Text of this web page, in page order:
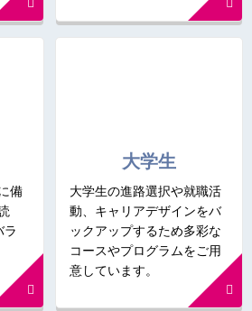
備
ラ
大学生
大学生の進路選択や就職活
動、キャリアデザインをバ
ックアップするため多彩な
コースやプログラムをご用
意しています。